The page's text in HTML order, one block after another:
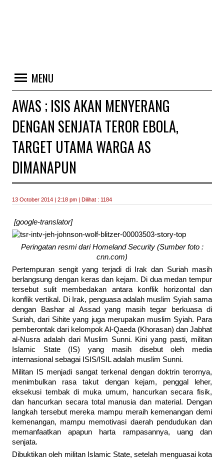
MENU
AWAS ; ISIS AKAN MENYERANG
DENGAN SENJATA TEROR EBOLA,
TARGET UTAMA WARGA AS
DIMANAPUN
13 October 2014 | 2:18 pm | Dilihat : 1184
[google-translator]
Peringatan resmi dari Homeland Security (Sumber foto :
cnn.com)
Pertempuran sengit yang terjadi di Irak dan Suriah masih
berlangsung dengan keras dan kejam. Di dua medan tempur
tersebut sulit membedakan antara konflik horizontal dan
konflik vertikal. Di Irak, penguasa adalah muslim Syiah sama
dengan Bashar al Assad yang masih tegar berkuasa di
Suriah, dari Sihite yang juga merupakan muslim Syiah. Para
pemberontak dari kelompok Al-Qaeda (Khorasan) dan Jabhat
al-Nusra adalah dari Muslim Sunni. Kini yang pasti, militan
Islamic State (IS) yang masih disebut oleh media
internasional sebagai ISIS/ISIL adalah muslim Sunni.
Militan IS menjadi sangat terkenal dengan doktrin terornya,
menimbulkan rasa takut dengan kejam, penggal leher,
eksekusi tembak di muka umum, hancurkan secara fisik,
dan hancurkan secara total manusia dan material. Dengan
langkah tersebut mereka mampu meraih kemenangan demi
kemenangan, mampu memotivasi daerah pendudukan dan
memanfaatkan apapun harta rampasannya, uang dan
senjata.
Dibuktikan oleh militan Islamic State, setelah menguasai kota